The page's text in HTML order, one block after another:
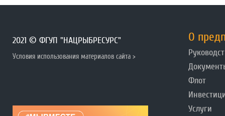
2021 © ФГУП "НАЦРЫБРЕСУРС"
Условия использования материалов сайта >
О
Флот
Услуги